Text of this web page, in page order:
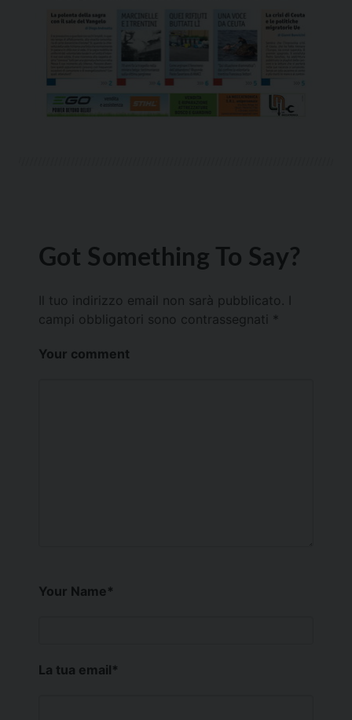
Got Something To Say?
Il tuo indirizzo email non sarà pubblicato.
campi obbligatori sono contrassegnati *
Your comment
Your Name*
La tua email*